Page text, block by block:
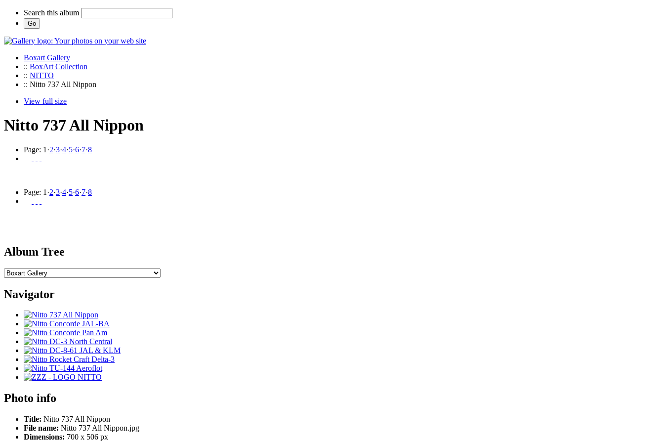
Search this album
Boxart Gallery
:: BoxArt Collection
:: NITTO
:: Nitto 737 All Nippon
View full size
Nitto 737 All Nippon
Page: 1 ·2·3·4·5·6·7·8
Page: 1 ·2·3·4·5·6·7·8
Album Tree
Navigator
Photo info
Title: Nitto 737 All Nippon
File name: Nitto 737 All Nippon.jpg
Dimensions: 700 x 506 px